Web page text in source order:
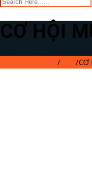
CƠ HỘI
/ /CƠ